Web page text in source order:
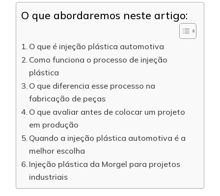
O que abordaremos neste artigo:
O que é injeção plástica automotiva
Como funciona o processo de injeção
plástica
O que diferencia esse processo na
fabricação de peças
O que avaliar antes de colocar um projeto
em produção
Quando a injeção plástica automotiva é a
melhor escolha
Injeção plástica da Morgel para projetos
industriais